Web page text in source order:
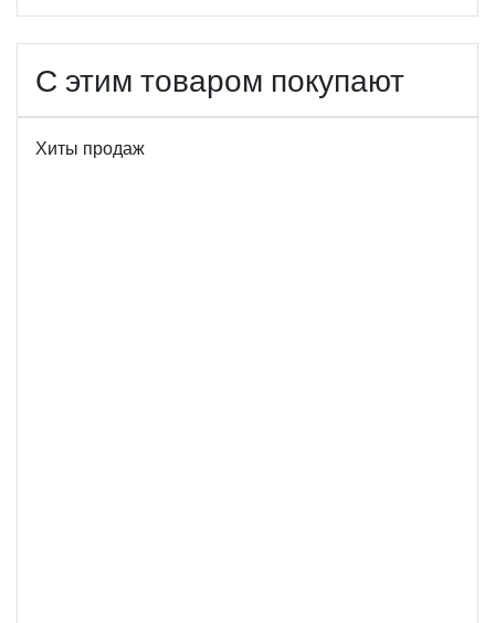
С этим товаром покупают
Хиты продаж